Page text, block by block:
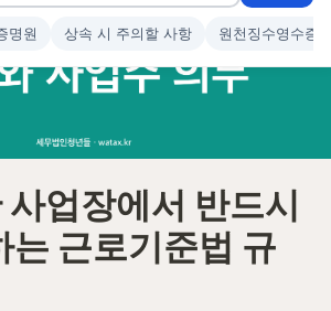
업장에서 반드시
는 근로기준법 규
명원 상속 시 주의할 사항 원천징수영수증